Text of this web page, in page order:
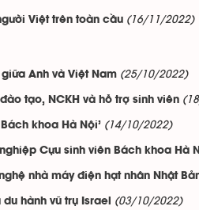
Việt trên toàn cầu (16/11/2022)
Anh và Việt Nam (25/10/2022)
tạo, NCKH và hỗ trợ sinh viên
khoa Hà Nội’ (14/10/2022)
Cựu sinh viên Bách khoa Hà
nhà máy điện hạt nhân Nhật
hành vũ trụ Israel (03/10/2022)